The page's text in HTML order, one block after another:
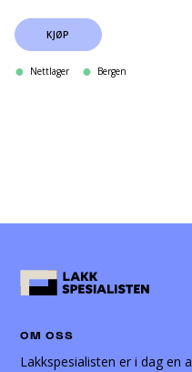
KJØP
Nettlager Bergen
OM OSS
Lakkspesialisten er i dag en